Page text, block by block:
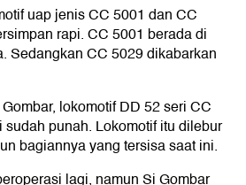
uap jenis CC 5001 dan CC
rapi. CC 5001 berada di
Sedangkan CC 5029 dikabarkan
lokomotif DD 52 seri CC
punah. Lokomotif itu dilebur
bagiannya yang tersisa saat ini.
lagi, namun Si Gombar